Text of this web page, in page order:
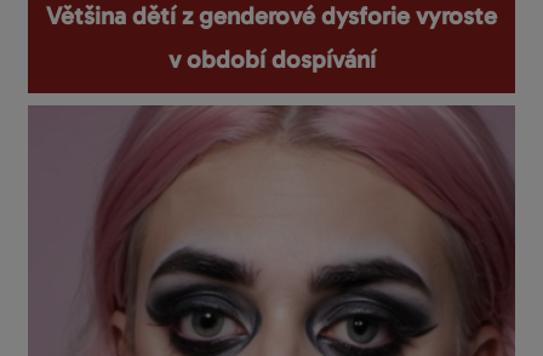
Většina dětí z genderové dysforie vyroste
v období dospívání